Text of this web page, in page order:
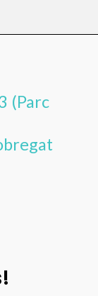
(Parc